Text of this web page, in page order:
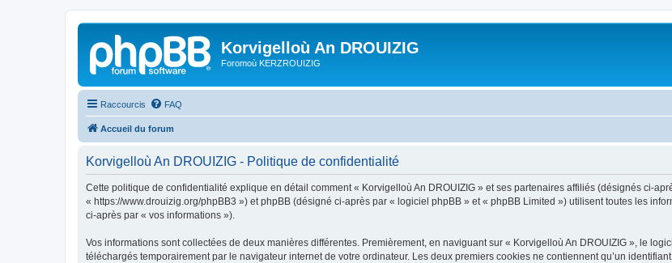
Korvigelloù An DROUIZIG
Foromoù KERZROUIZIG
Raccourcis FAQ
Accueil du forum
Korvigelloù An DROUIZIG - Politique de confidentialité
Cette politique de confidentialité explique en détail comment « Korvigelloù An DROUIZIG » et ses partenaires affiliés (désignés ci-
« https://www.drouizig.org/phpBB3 ») et phpBB (désigné ci-après par « logiciel phpBB » et « phpBB Limited ») utilisent toutes les
ci-après par « vos informations »).
Vos informations sont collectées de deux manières différentes. Premièrement, en naviguant sur « Korvigelloù An DROUIZIG », le
téléchargés temporairement par le navigateur internet de votre ordinateur. Les deux premiers cookies ne contiennent qu’un